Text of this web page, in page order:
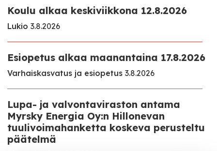
Koulu alkaa keskiviikkona 12.8.2026
Lukio 3.8.2026
Esiopetus alkaa maanantaina 17.8.2026
Varhaiskasvatus ja esiopetus 3.8.2026
Lupa- ja valvontaviraston antama
Myrsky Energia Oy:n Hillonevan
tuulivoimahanketta koskeva perusteltu
päätelmä